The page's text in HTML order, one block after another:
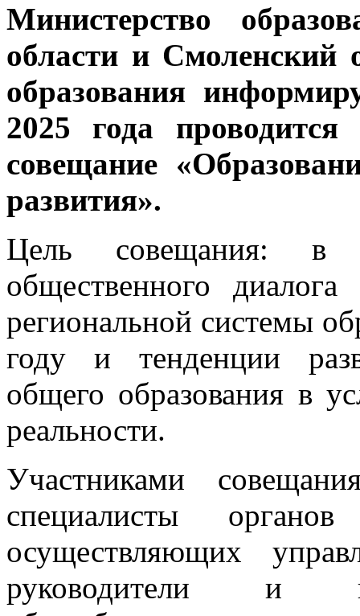
Министерство
области и Смоленский
образования
2025 года проводится
совещание
развития».
Цель совещания: в
общественного диалога
региональной системы
году и тенденции
общего образования в
реальности.
Участниками
специалисты
осуществляющих
руководители и